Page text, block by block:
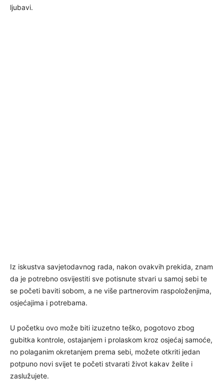
ljubavi.
Iz iskustva savjetodavnog rada, nakon ovakvih prekida, znam
da je potrebno osvijestiti sve potisnute stvari u samoj sebi te
se početi baviti sobom, a ne više partnerovim raspoloženjima,
osjećajima i potrebama.
U početku ovo može biti izuzetno teško, pogotovo zbog
gubitka kontrole, ostajanjem i prolaskom kroz osjećaj samoće,
no polaganim okretanjem prema sebi, možete otkriti jedan
potpuno novi svijet te početi stvarati život kakav želite i
zaslužujete.